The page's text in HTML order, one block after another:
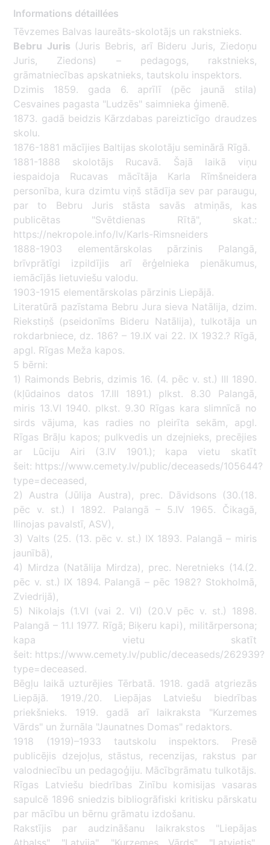
Informations détaillées
Tēvzemes Balvas laureāts-skolotājs un rakstnieks.
Bebru Juris (Juris Bebris, arī Bideru Juris, Ziedoņu
Juris, Ziedons) – pedagogs, rakstnieks,
grāmatniecības apskatnieks, tautskolu inspektors.
Dzimis 1859. gada 6. aprīlī (pēc jaunā stila)
Cesvaines pagasta "Ludzēs" saimnieka ģimenē.
1873. gadā beidzis Kārzdabas pareizticīgo draudzes
skolu.
1876-1881 mācījies Baltijas skolotāju seminārā Rīgā.
1881-1888 skolotājs Rucavā. Šajā laikā viņu
iespaidoja Rucavas mācītāja Karla Rīmšneidera
personība, kura dzimtu viņš stādīja sev par paraugu,
par to Bebru Juris stāsta savās atmiņās, kas
publicētas "Svētdienas Rītā", skat.:
https://nekropole.info/lv/Karls-Rimsneiders
1888-1903 elementārskolas pārzinis Palangā,
brīvprātīgi izpildījis arī ērģelnieka pienākumus,
iemācījās lietuviešu valodu.
1903-1915 elementārskolas pārzinis Liepājā.
Literatūrā pazīstama Bebru Jura sieva Natālija, dzim.
Riekstiņš (pseidonīms Bideru Natālija), tulkotāja un
rokdarbniece, dz. 186? – 19.IX vai 22. IX 1932.? Rīgā,
apgl. Rīgas Meža kapos.
5 bērni:
1) Raimonds Bebris, dzimis 16. (4. pēc v. st.) III 1890.
(kļūdainos datos 17.III 1891.) plkst. 8.30 Palangā,
miris 13.VI 1940. plkst. 9.30 Rīgas kara slimnīcā no
sirds vājuma, kas radies no pleirīta sekām, apgl.
Rīgas Brāļu kapos; pulkvedis un dzejnieks, precējies
ar Lūciju Airi (3.IV 1901.); kapa vietu skatīt
šeit: https://www.cemety.lv/public/deceaseds/105644?
type=deceased,
2) Austra (Jūlija Austra), prec. Dāvidsons (30.(18.
pēc v. st.) I 1892. Palangā – 5.IV 1965. Čikagā,
Ilinojas pavalstī, ASV),
3) Valts (25. (13. pēc v. st.) IX 1893. Palangā – miris
jaunībā),
4) Mirdza (Natālija Mirdza), prec. Neretnieks (14.(2.
pēc v. st.) IX 1894. Palangā – pēc 1982? Stokholmā,
Zviedrijā),
5) Nikolajs (1.VI (vai 2. VI) (20.V pēc v. st.) 1898.
Palangā – 11.I 1977. Rīgā; Biķeru kapi), militārpersona;
kapa vietu skatīt
šeit: https://www.cemety.lv/public/deceaseds/262939?
type=deceased.
Bēgļu laikā uzturējies Tērbatā. 1918. gadā atgriezās
Liepājā. 1919./20. Liepājas Latviešu biedrības
priekšnieks. 1919. gadā arī laikraksta "Kurzemes
Vārds" un žurnāla "Jaunatnes Domas" redaktors.
1918 (1919)–1933 tautskolu inspektors. Presē
publicējis dzejoļus, stāstus, recenzijas, rakstus par
valodniecību un pedagoģiju. Mācībgrāmatu tulkotājs.
Rīgas Latviešu biedrības Zinību komisijas vasaras
sapulcē 1896 sniedzis bibliogrāfiski kritisku pārskatu
par mācību un bērnu grāmatu izdošanu.
Rakstījis par audzināšanu laikrakstos "Liepājas